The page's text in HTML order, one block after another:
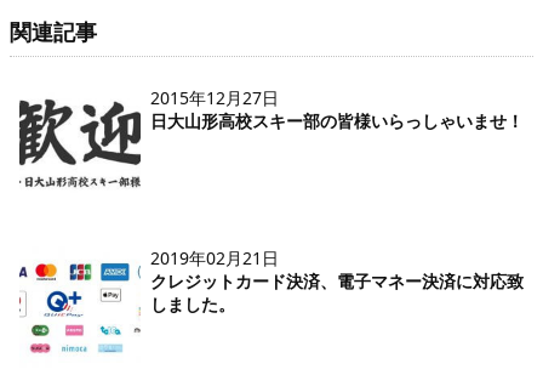
関連記事
2015年12月27日
日大山形高校スキー部の皆様いらっしゃいませ！
2019年02月21日
クレジットカード決済、電子マネー決済に対応致
しました。